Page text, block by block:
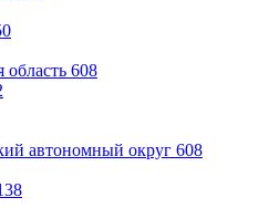
область 608
автономный округ 608